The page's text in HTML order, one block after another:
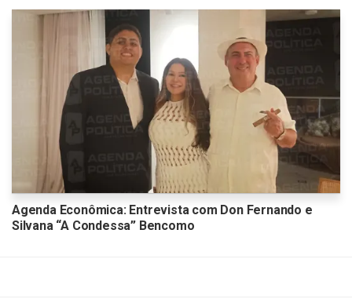
Agenda Econômica: Entrevista com Don Fernando e
Silvana “A Condessa” Bencomo